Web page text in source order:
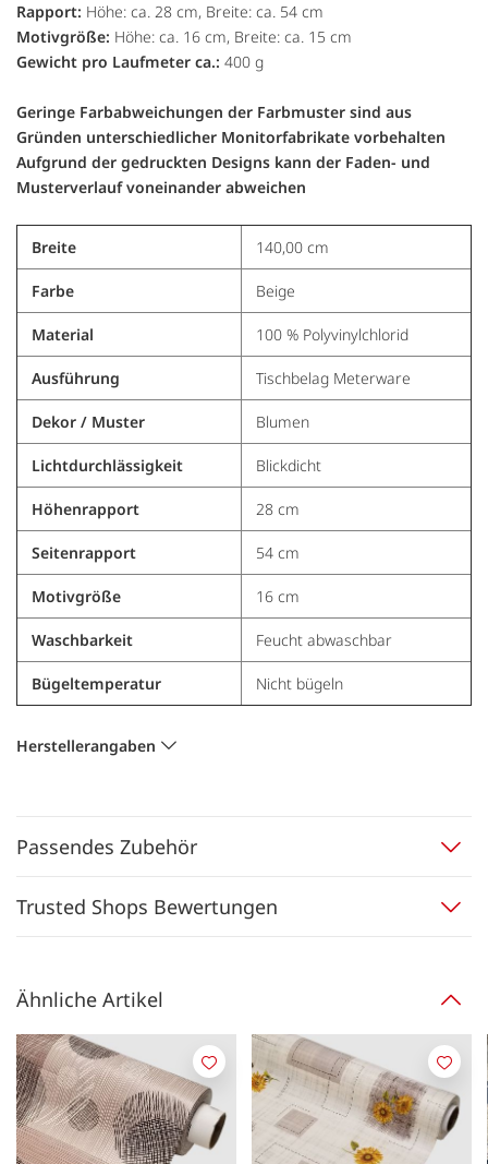
Rapport: Höhe: ca. 28 cm, Breite: ca. 54 cm
Motivgröße: Höhe: ca. 16 cm, Breite: ca. 15 cm
Gewicht pro Laufmeter ca.: 400 g
Geringe Farbabweichungen der Farbmuster sind aus
Gründen unterschiedlicher Monitorfabrikate vorbehalten
Aufgrund der gedruckten Designs kann der Faden- und
Musterverlauf voneinander abweichen
Breite 140,00 cm
Farbe Beige
Material 100 % Polyvinylchlorid
Ausführung Tischbelag Meterware
Dekor / Muster Blumen
Lichtdurchlässigkeit Blickdicht
Höhenrapport 28 cm
Seitenrapport 54 cm
Motivgröße 16 cm
Waschbarkeit Feucht abwaschbar
Bügeltemperatur Nicht bügeln
Herstellerangaben
Passendes Zubehör
Trusted Shops Bewertungen
Ähnliche Artikel
Merken